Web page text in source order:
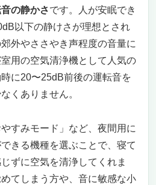
の静かさです。人が安眠でき
以下の静けさが理想とされ
外やささやき声程度の音量に
用の空気清浄機として人気の
に20〜25dB前後の運転音を
くありません。
すみモード」など、夜間用に
きる機種を選ぶことで、寝て
ずに空気を清浄してくれま
てしまう方や、音に敏感な小